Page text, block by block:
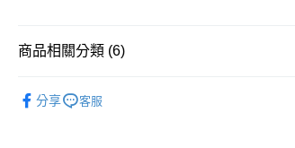
商品相關分類 (6)
分享 客服